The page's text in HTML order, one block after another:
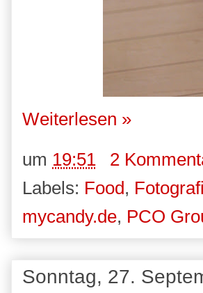
Weiterlesen »
um 19:51
2
Labels: Food,
mycandy.de, PCO
Sonntag, 27.